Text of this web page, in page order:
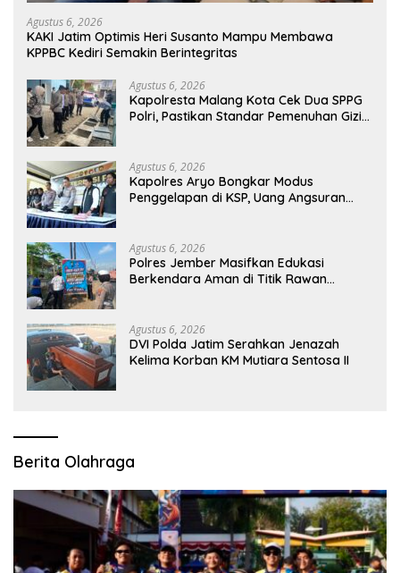
Agustus 6, 2026
KAKI Jatim Optimis Heri Susanto Mampu Membawa
KPPBC Kediri Semakin Berintegritas
Agustus 6, 2026
Kapolresta Malang Kota Cek Dua SPPG
Polri, Pastikan Standar Pemenuhan Gizi
Agustus 6, 2026
Kapolres Aryo Bongkar Modus
Penggelapan di KSP, Uang Angsuran
Agustus 6, 2026
Polres Jember Masifkan Edukasi
Berkendara Aman di Titik Rawan
Agustus 6, 2026
DVI Polda Jatim Serahkan Jenazah
Kelima Korban KM Mutiara Sentosa II
Berita Olahraga